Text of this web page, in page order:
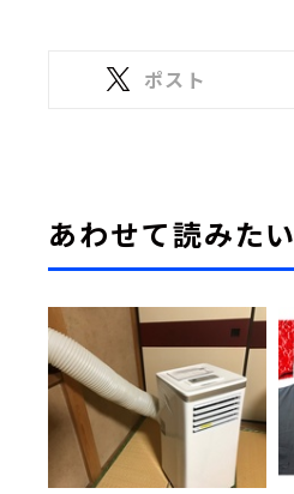
ポスト
あわせて読みたい